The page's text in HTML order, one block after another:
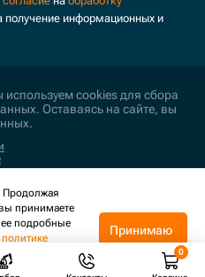
получение информационных и
cookies для сбора
Оставаясь на сайте, вы
данных
принимаете
подробные
политике
.
Принимаю